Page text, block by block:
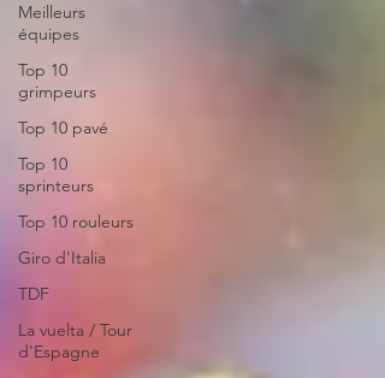
Meilleurs
équipes
Top 10
grimpeurs
Top 10 pavé
Top 10
sprinteurs
Top 10 rouleurs
Giro d'Italia
TDF
La vuelta / Tour
d'Espagne